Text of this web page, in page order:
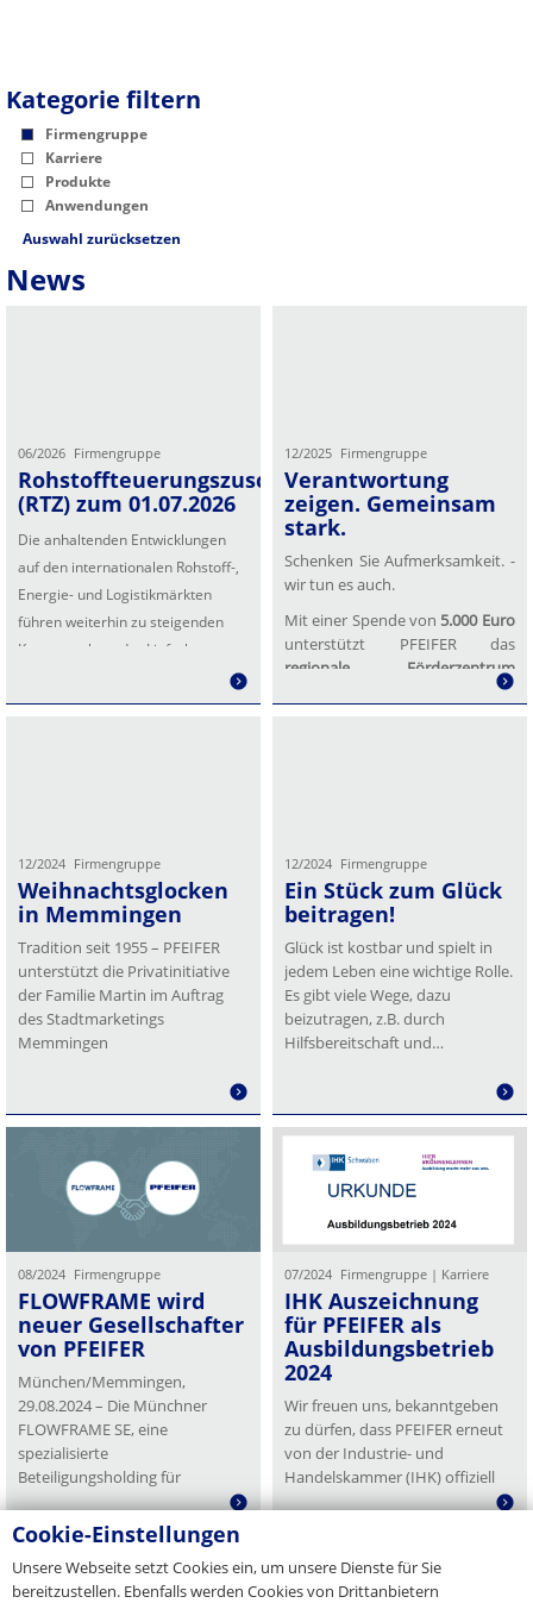
Kategorie filtern
Firmengruppe
Karriere
Produkte
Anwendungen
Auswahl zurücksetzen
News
06/2026 Firmengruppe
Rohstoffteuerungszuschlag
(RTZ) zum 01.07.2026
Die anhaltenden Entwicklungen
auf den internationalen Rohstoff-,
Energie- und Logistikmärkten
führen weiterhin zu steigenden
Kosten entlang der Lieferketten.
Vor diesem Hintergrund sehen wir
uns…
12/2025 Firmengruppe
Verantwortung
zeigen. Gemeinsam
stark.
Schenken Sie Aufmerksamkeit. -
wir tun es auch.
Mit einer Spende von 5.000 Euro
unterstützt PFEIFER das
regionale Förderzentrum
in Memmingen,
12/2024 Firmengruppe
Weihnachtsglocken
in Memmingen
Tradition seit 1955 – PFEIFER
unterstützt die Privatinitiative
der Familie Martin im Auftrag
des Stadtmarketings
Memmingen
12/2024 Firmengruppe
Ein Stück zum Glück
beitragen!
Glück ist kostbar und spielt in
jedem Leben eine wichtige Rolle.
Es gibt viele Wege, dazu
beizutragen, z.B. durch
Hilfsbereitschaft und
Menschen zeigt, dass…
08/2024 Firmengruppe
FLOWFRAME wird
neuer Gesellschafter
von PFEIFER
München/Memmingen,
29.08.2024 – Die Münchner
FLOWFRAME SE, eine
spezialisierte
Beteiligungsholding für
Unternehmen in
Sondersituationen, hat die
Anteile an der PFEIFER Gruppe,
einem Spezialisten für…
07/2024 Firmengruppe | Karriere
IHK Auszeichnung
für PFEIFER als
Ausbildungsbetrieb
2024
Wir freuen uns, bekanntgeben
zu dürfen, dass PFEIFER erneut
von der Industrie- und
Handelskammer (IHK) offiziell
als anerkannter
Ehrung ist ein…
Cookie-Einstellungen
Unsere Webseite setzt Cookies ein, um unsere Dienste für Sie
bereitzustellen. Ebenfalls werden Cookies von Drittanbietern